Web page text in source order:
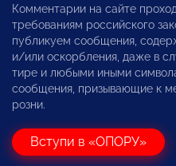
Комментарии на сайте
требованиям российского
публикуем сообщения,
и/или оскорбления, даже в
тире и любыми иными
сообщения, призывающие к
розни.
Вступи в «ОПОРУ»